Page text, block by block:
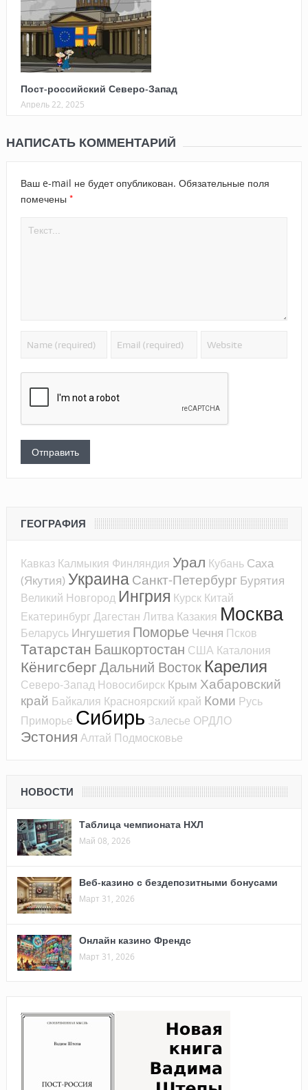
Пост-российский Северо-Запад
Апрель 22, 2025
НАПИСАТЬ КОММЕНТАРИЙ
Ваш e-mail не будет опубликован. Обязательные поля
помечены *
ГЕОГРАФИЯ
Кавказ Калмыкия Финляндия Урал Кубань Саха
(Якутия) Украина Санкт-Петербург Бурятия
Великий Новгород Ингрия Курск Китай
Екатеринбург Дагестан Литва Казакия Москва
Беларусь Ингушетия Поморье Чечня Псков
Татарстан Башкортостан США Каталония
КёнигсбергДальний Восток Карелия
Северо-Запад Новосибирск Крым Хабаровский
край Байкалия Красноярский край Коми Русь
Приморье Сибирь Залесье ОРДЛО
Эстония Алтай Подмосковье
НОВОСТИ
Таблица чемпионата НХЛ
Май 08, 2026
Веб-казино с бездепозитными бонусами
Март 31, 2026
Онлайн казино Френдс
Март 31, 2026